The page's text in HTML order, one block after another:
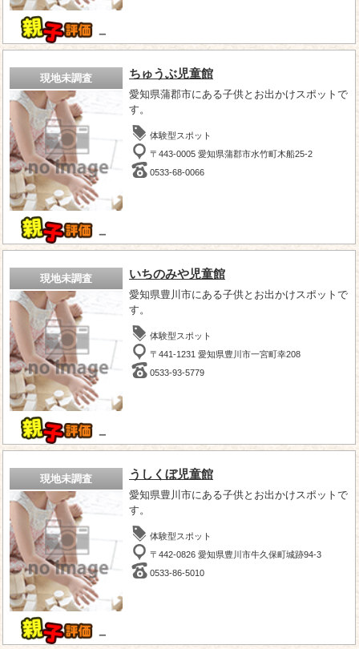
－
現地未調査
－
ちゅうぶ児童館
愛知県蒲郡市にある子供とお出かけスポットで
す。
体験型スポット
〒443-0005 愛知県蒲郡市水竹町木船25-2
0533-68-0066
現地未調査
－
いちのみや児童館
愛知県豊川市にある子供とお出かけスポットで
す。
体験型スポット
〒441-1231 愛知県豊川市一宮町幸208
0533-93-5779
現地未調査
－
うしくぼ児童館
愛知県豊川市にある子供とお出かけスポットで
す。
体験型スポット
〒442-0826 愛知県豊川市牛久保町城跡94-3
0533-86-5010